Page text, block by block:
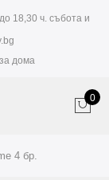
18,30 ч. събота и
дома
0
4 бр.